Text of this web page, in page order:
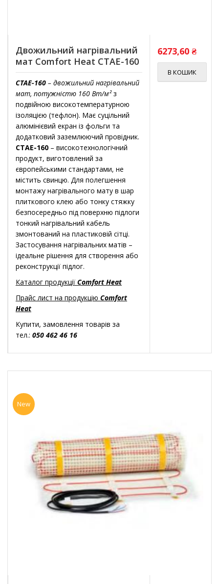
Двожильний нагрівальний
мат Comfort Heat CTAE-160
CTAE-160 – двожильний нагрівальний
мат, потужністю 160 Вт/м²з
подвійною високотемпературною
ізоляцією (тефлон). Має суцільний
алюмінієвий екран із фольги та
додатковий заземлюючий провідник.
CTAE-160 – високотехнологічний
продукт, виготовлений за
європейськими стандартами, не
містить свинцю. Для полегшення
монтажу нагрівального мату в шар
плиткового клею або тонку стяжку
безпосередньо під поверхню підлоги
тонкий нагрівальний кабель
змонтований на пластиковій сітці.
Застосування нагрівальних матів –
ідеальне рішення для створення або
реконструкції підлог.
Каталог продукції Comfort Heat
Прайс лист на продукцію Comfort
Heat
Купити, замовлення товарів за
тел.: 050 462 46 16
6273,60₴
В КОШИК
New